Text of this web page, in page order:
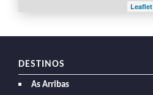
Leaflet
DESTINOS
As Arribas